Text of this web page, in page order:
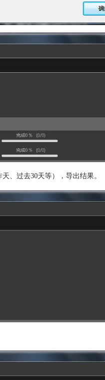
、过去30天等），导出结果。